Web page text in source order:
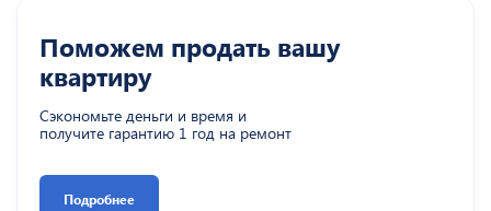
Поможем продать вашу
квартиру
Сэкономьте деньги и время и
получите гарантию 1 год на ремонт
Подробнее